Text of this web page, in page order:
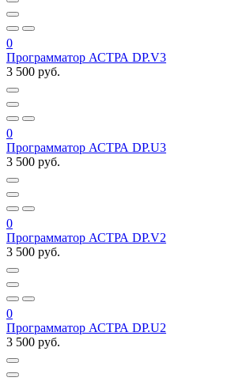
0
Программатор АСТРА DP.V3
3 500 руб.
0
Программатор АСТРА DP.U3
3 500 руб.
0
Программатор АСТРА DP.V2
3 500 руб.
0
Программатор АСТРА DP.U2
3 500 руб.